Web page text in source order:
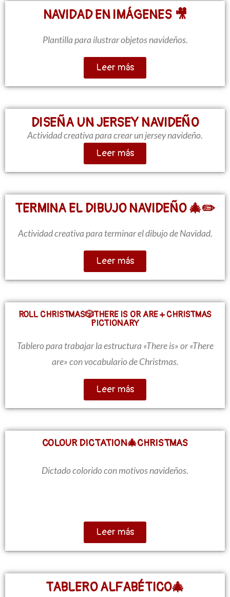
NAVIDAD EN IMÁGENES 🎥
Plantilla para ilustrar objetos navideños.
Leer más
DISEÑA UN JERSEY NAVIDEÑO
Actividad creativa para crear un jersey navideño.
Leer más
TERMINA EL DIBUJO NAVIDEÑO 🎄✏️
Actividad creativa para terminar el dibujo de Navidad.
Leer más
ROLL CHRISTMAS🎲THERE IS OR ARE + CHRISTMAS
PICTIONARY
Tablero para trabajar la estructura «There is» or «There
are» con vocabulario de Christmas.
Leer más
COLOUR DICTATION🎄CHRISTMAS
Dictado colorido con motivos navideños.
Leer más
TABLERO ALFABÉTICO🎄